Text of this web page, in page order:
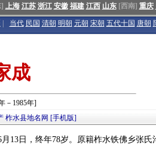
上海 江苏 浙江 安徽 福建 江西 山东[西南] 重庆
当代 民国 清朝 明朝 元朝 宋朝 五代十国 唐朝
成
－1985年]
柞水县地名网 [手机版]
13日，终年78岁。原籍柞水铁佛乡张氏